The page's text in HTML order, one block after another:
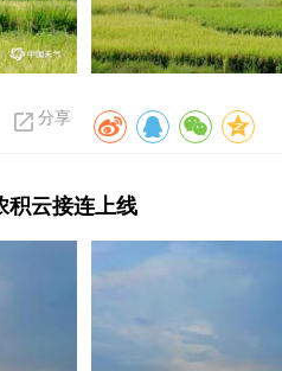
分享
积云接连上线